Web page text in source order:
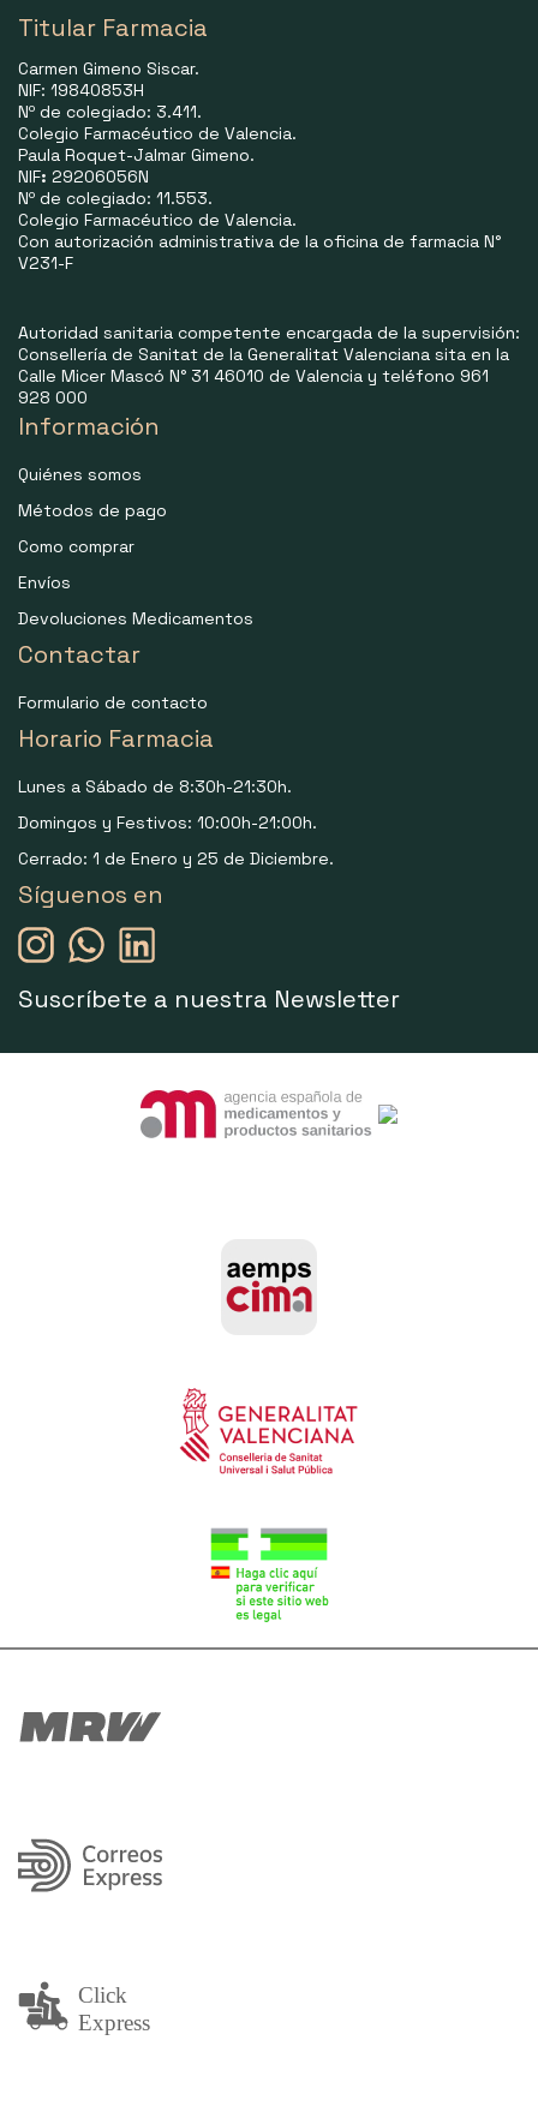
Titular Farmacia
Carmen Gimeno Siscar.
NIF: 19840853H
Nº de colegiado: 3.411.
Colegio Farmacéutico de Valencia.
Paula Roquet-Jalmar Gimeno.
NIF: 29206056N
Nº de colegiado: 11.553.
Colegio Farmacéutico de Valencia.
Con autorización administrativa de la oficina de farmacia N°
V231-F
Autoridad sanitaria competente encargada de la supervisión:
Consellería de Sanitat de la Generalitat Valenciana sita en la
Calle Micer Mascó N° 31 46010 de Valencia y teléfono 961
928 000
Información
Quiénes somos
Métodos de pago
Como comprar
Envíos
Devoluciones Medicamentos
Contactar
Formulario de contacto
Horario Farmacia
Lunes a Sábado de 8:30h-21:30h.
Domingos y Festivos: 10:00h-21:00h.
Cerrado: 1 de Enero y 25 de Diciembre.
Síguenos en
Suscríbete a nuestra Newsletter